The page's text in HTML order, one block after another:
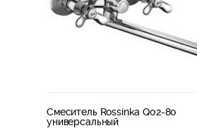
Смеситель Rossinka Q02-80
универсальный